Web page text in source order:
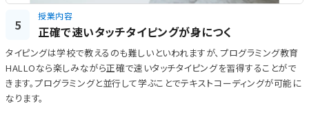
5
授業内容
正確で速いタッチタイピングが身につく
タイピングは学校で教えるのも難しいといわれますが、プログラミング教育
HALLOなら楽しみながら正確で速いタッチタイピングを習得することがで
きます。プログラミングと並行して学ぶことでテキストコーディングが可能に
なります。